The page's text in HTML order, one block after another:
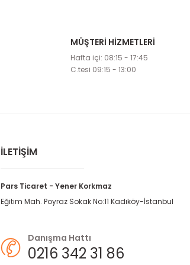
MÜŞTERİ HİZMETLERİ
Hafta içi: 08:15 - 17:45
C.tesi 09:15 - 13:00
İLETİŞİM
Pars Ticaret - Yener Korkmaz
Eğitim Mah. Poyraz Sokak No:11 Kadıköy-İstanbul
Danışma Hattı
0216 342 31 86